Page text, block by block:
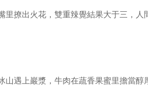
撩出火花，雙重辣覺結果大于三，人
遇上巖漿，牛肉在蔬香果蜜里擔當醇